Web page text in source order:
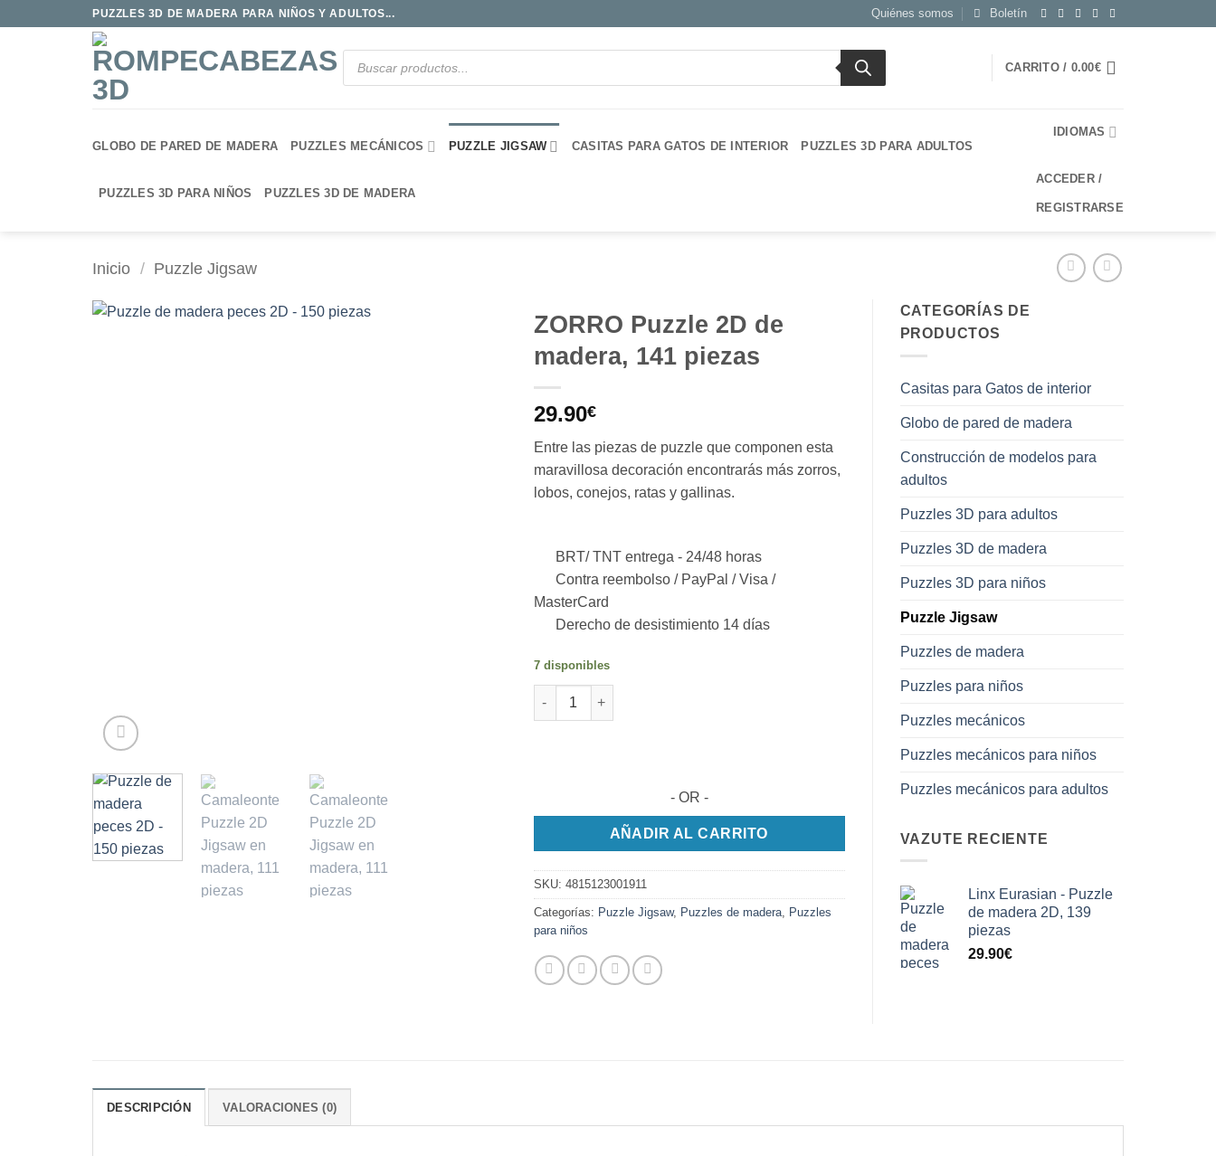
PUZZLES 3D DE MADERA PARA NIÑOS Y ADULTOS... Quiénes somos Boletín
Búsqueda
CARRITO / 0.00€
GLOBO DE PARED DE MADERA PUZZLES MECÁNICOS PUZZLE JIGSAW CASITAS PARA GATOS DE INTERIOR PUZZLES 3D PARA ADULTOS
PUZZLES 3D PARA NIÑOS PUZZLES 3D DE MADERA
IDIOMAS
ACCEDER /
REGISTRARSE
Inicio / Puzzle Jigsaw
ZORRO Puzzle 2D de
madera, 141 piezas
29.90€
Entre las piezas de puzzle que componen esta
maravillosa decoración encontrarás más zorros,
lobos, conejos, ratas y gallinas.
BRT/ TNT entrega -24/48 horas
Contra reembolso / PayPal / Visa /
MasterCard
Derecho de desistimiento 14 días
7 disponibles
VULPA Puzzle 2D de madera, 141 piezas cantidad
- OR -
AÑADIR AL CARRITO
SKU: 4815123001911
Categorías: Puzzle Jigsaw, Puzzles de madera, Puzzles
para niños
CATEGORÍAS DE
PRODUCTOS
Casitas para Gatos de interior
Globo de pared de madera
Construcción de modelos para
adultos
Puzzles 3D para adultos
Puzzles 3D de madera
Puzzles 3D para niños
Puzzle Jigsaw
Puzzles de madera
Puzzles para niños
Puzzles mecánicos
Puzzles mecánicos para niños
Puzzles mecánicos para adultos
VAZUTE RECIENTE
Linx Eurasian - Puzzle
de madera 2D, 139
piezas
29.90€
DESCRIPCIÓN VALORACIONES (0)